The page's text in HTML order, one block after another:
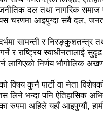
मतदान शुरु
भरतपुुरमा
भ्रष्टाचारका विरुद्ध मत जाहेर
वातावरण बनाउन
महिला क्रिकेट सिरिजको
रोक्न पालिका
परेका कोशी प्रदेशका
दल तथा नागरिक समाज
चरणमा आइपुग्दा सबै दल,
सामन्ती र निरङ्कुशतन्त्र
राष्ट्रिय स्वाधीनतालाई
निर्णय भौगोलिक
विषय कुनै पार्टी वा नेता
भन्दा पनि ऐतिहासिक
अहिले यहाँ आइपुग्यौं,